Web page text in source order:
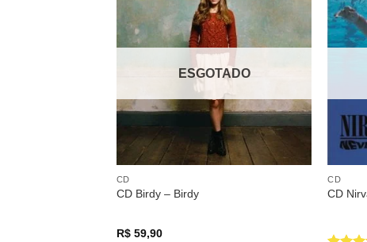
ESGOTADO
CD
CD Birdy – Birdy
R$59,90
CD
CD